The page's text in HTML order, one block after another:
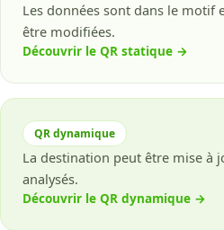
Les données sont dans le motif
être modifiées.
Découvrir le QR statique →
QR dynamique
La destination peut être mise à
analysés.
Découvrir le QR dynamique →